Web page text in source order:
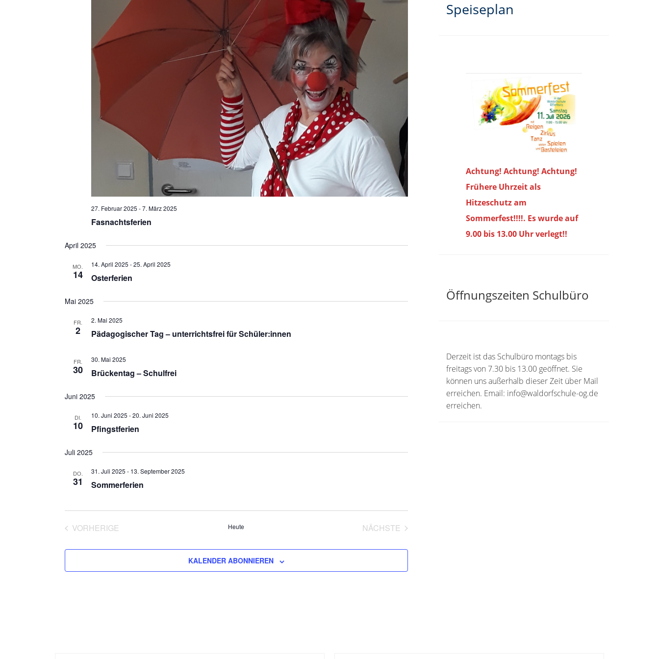
27. Februar 2025 -7. März 2025
Fasnachtsferien
April 2025
MO.
14
14. April 2025 -25. April 2025
Osterferien
Mai 2025
FR.
2
2. Mai 2025
Pädagogischer Tag – unterrichtsfrei für Schüler:innen
FR.
30
30. Mai 2025
Brückentag – Schulfrei
Juni 2025
DI.
10
10. Juni 2025 -20. Juni 2025
Pfingstferien
Juli 2025
DO.
31
31. Juli 2025 - 13. September 2025
Sommerferien
VORHERIGE
Heute
NÄCHSTE
KALENDER ABONNIEREN
Speiseplan
Achtung! Achtung! Achtung!
Frühere Uhrzeit als
Hitzeschutz am
Sommerfest!!!!. Es wurde auf
9.00 bis 13.00 Uhr verlegt!!
Öffnungszeiten Schulbüro
Derzeit ist das Schulbüro montags bis
freitags von 7.30 bis 13.00 geöffnet. Sie
können uns außerhalb dieser Zeit über Mail
erreichen. Email: info@waldorfschule-og.de
erreichen.